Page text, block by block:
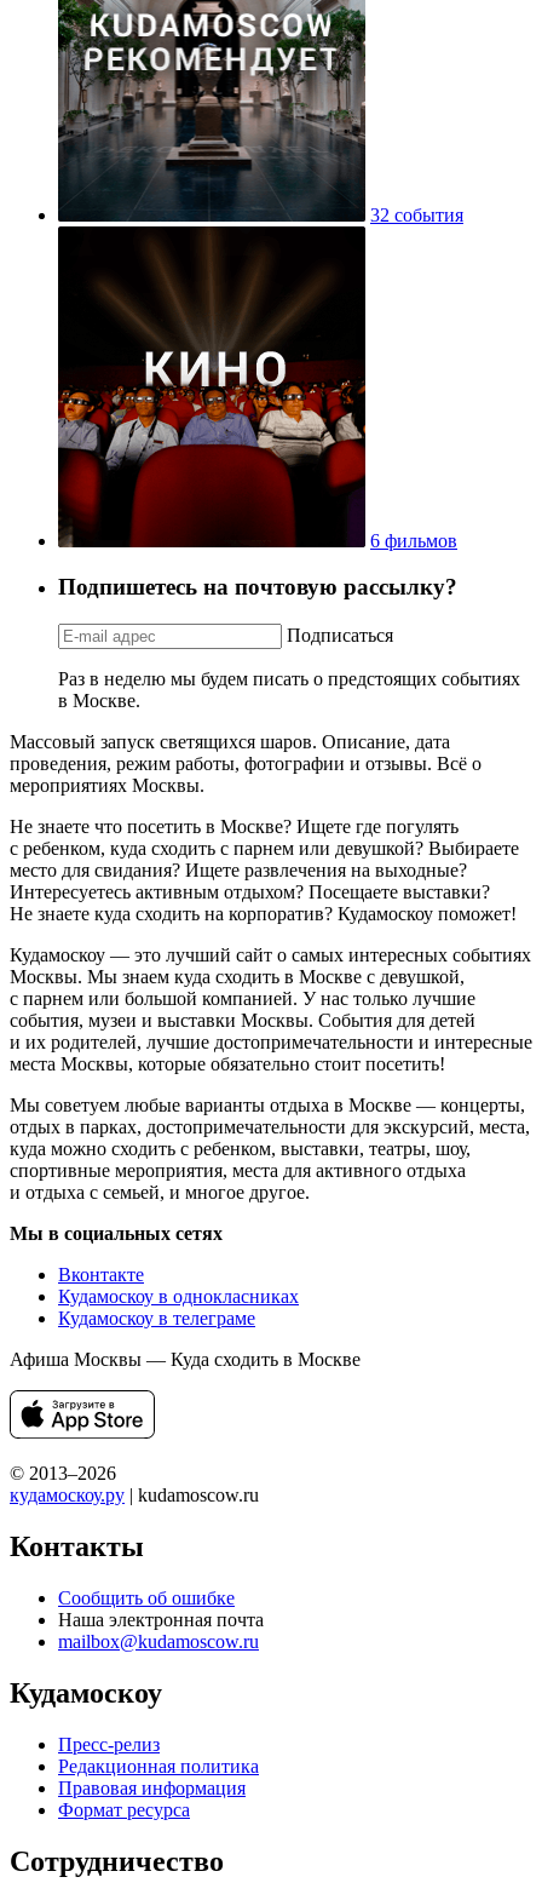
32 события
6 фильмов
Подпишетесь на почтовую рассылку?
Подписаться
Раз в неделю мы будем писать о предстоящих событиях
в Москве.
Массовый запуск светящихся шаров. Описание, дата
проведения, режим работы, фотографии и отзывы. Всё о
мероприятиях Москвы.
Не знаете что посетить в Москве? Ищете где погулять
с ребенком, куда сходить с парнем или девушкой? Выбираете
место для свидания? Ищете развлечения на выходные?
Интересуетесь активным отдыхом? Посещаете выставки?
Не знаете куда сходить на корпоратив? Кудамоскоу поможет!
Кудамоскоу — это лучший сайт о самых интересных событиях
Москвы. Мы знаем куда сходить в Москве с девушкой,
с парнем или большой компанией. У нас только лучшие
события, музеи и выставки Москвы. События для детей
и их родителей, лучшие достопримечательности и интересные
места Москвы, которые обязательно стоит посетить!
Мы советуем любые варианты отдыха в Москве — концерты,
отдых в парках, достопримечательности для экскурсий, места,
куда можно сходить с ребенком, выставки, театры, шоу,
спортивные мероприятия, места для активного отдыха
и отдыха с семьей, и многое другое.
Мы в социальных сетях
Вконтакте
Кудамоскоу в однокласниках
Кудамоскоу в телеграме
Афиша Москвы — Куда сходить в Москве
© 2013–2026
кудамоскоу.ру | kudamoscow.ru
Контакты
Сообщить об ошибке
Наша электронная почта
mailbox@kudamoscow.ru
Кудамоскоу
Пресс-релиз
Редакционная политика
Правовая информация
Формат ресурса
Сотрудничество